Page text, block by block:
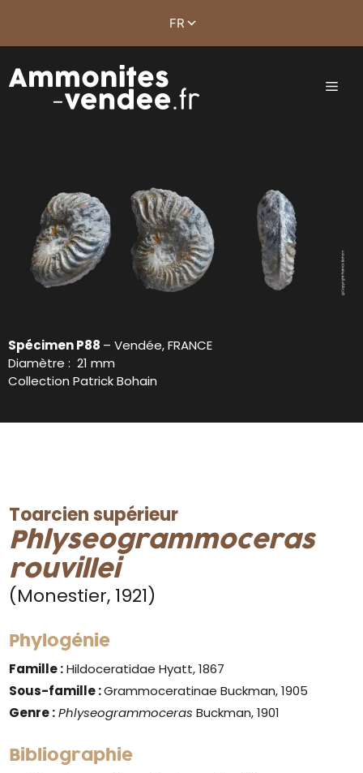
Spécimen P88 – Vendée, FRANCE
Diamètre : 21 mm
Collection Patrick Bohain
Toarcien supérieur
Phlyseogrammoceras
rouvillei
(Monestier, 1921)
Phylogénie
Famille :Hildoceratidae Hyatt, 1867
Sous-famille :Grammoceratinae Buckman, 1905
Genre : Phlyseogrammoceras Buckman, 1901
Bibliographie